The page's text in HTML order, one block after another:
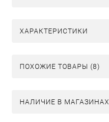
ХАРАКТЕРИСТИКИ
ПОХОЖИЕ ТОВАРЫ (8)
НАЛИЧИЕ В МАГАЗИНАХ